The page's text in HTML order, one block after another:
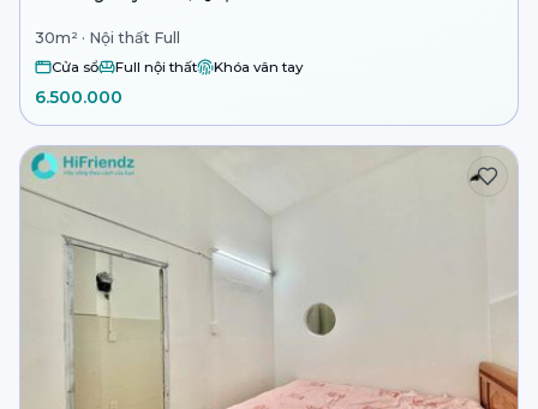
30m² · Nội thất Full
Cửa sổ Full nội thất Khóa vân tay
6.500.000